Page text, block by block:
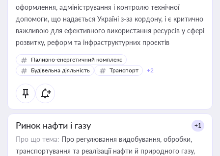
оформлення, адміністрування і контролю технічної
допомоги, що надається Україні з-за кордону, і є критично
важливою для ефективного використання ресурсів у сфері
розвитку, реформ та інфраструктурних проєктів
Паливно-енергетичний комплекс
Будівельна діяльність
Транспорт +2
Ринок нафти і газу +1
Про що тема: Про регулювання видобування, обробки,
транспортування та реалізації нафти й природного газу,